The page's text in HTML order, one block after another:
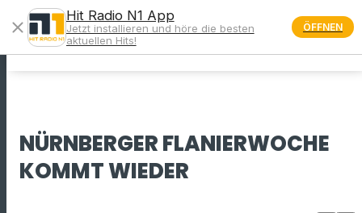
menu
NÜRNBERGER FLANIERWOCHE
KOMMT WIEDER
close
Hit Radio N1 App
Jetzt installieren und höre die besten
aktuellen Hits!
ÖFFNEN